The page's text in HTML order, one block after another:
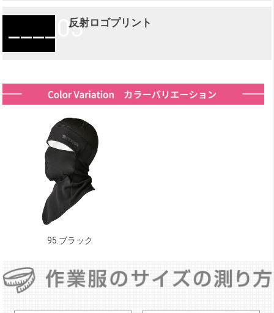
03
反射ロゴプリント
95.ブラック